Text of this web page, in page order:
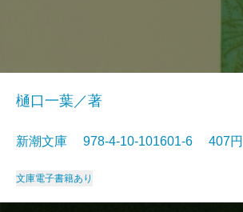
樋口一葉／著
新潮文庫 978-4-10-101601-6 407
文庫電子書籍あり